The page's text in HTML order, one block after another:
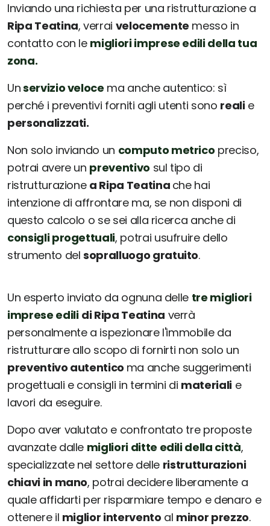
Inviando una richiesta per una ristrutturazione a
Ripa Teatina, verrai velocemente messo in
contatto con le migliori imprese edili della tua
zona.
Unservizio veloce ma anche autentico: sì
perché i preventivi forniti agli utenti sono realie
personalizzati.
Non solo inviando un computo metrico preciso,
potrai avere un preventivo sul tipo di
ristrutturazione a Ripa Teatina che hai
intenzione di affrontare ma, se non disponi di
questo calcolo o se sei alla ricerca anche di
consigli progettuali, potrai usufruire dello
strumento delsopralluogo gratuito.
Un esperto inviato da ognuna delle tre migliori
imprese edili di Ripa Teatina verrà
personalmente a ispezionare l'immobile da
ristrutturare allo scopo di fornirti non solo un
preventivo autentico ma anche suggerimenti
progettuali e consigli in termini di materialie
lavori da eseguire.
Dopo aver valutato e confrontato tre proposte
avanzate dalle migliori ditte edili della città,
specializzate nel settore delle ristrutturazioni
chiavi in mano, potrai decidere liberamente a
quale affidarti per risparmiare tempo e denaro e
ottenere il miglior intervento al minor prezzo.